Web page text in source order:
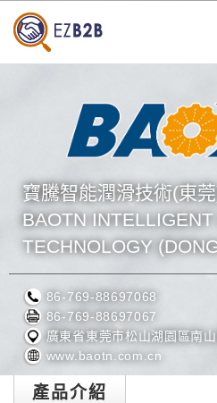
寶騰智能潤滑技術(東
BAOTN
TECHNOLOGY
86-769-88697068
86-769-88697067
廣東省東莞市松山湖園區南
www.baotn.com.cn
產品介紹